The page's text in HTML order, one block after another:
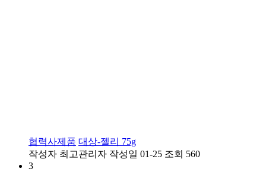
협력사제품 대상-젤리 75g
작성자 최고관리자 작성일 01-25 조회 560
3